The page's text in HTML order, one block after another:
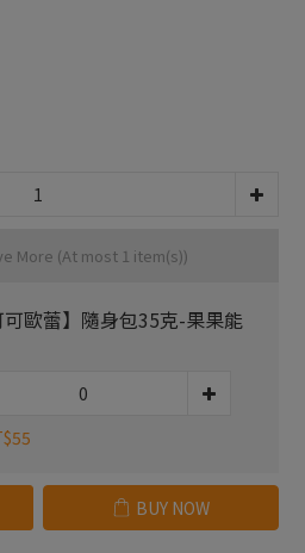
More (At most 1 item(s))
歐蕾】隨身包35克-果果能
BUY NOW